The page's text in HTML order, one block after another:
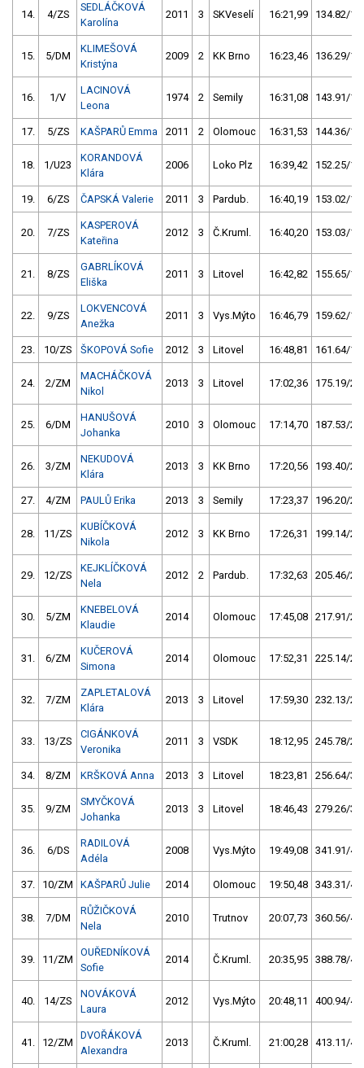
14. 4/ZS
SEDLÁČKOVÁ
Karolína
2011 3 SKVeselí 16:21,99 134.82/
15. 5/DM
KLIMEŠOVÁ
Kristýna
2009 2 KK Brno 16:23,46 136.29/
16. 1/V
LACINOVÁ
Leona
1974 2 Semily 16:31,08 143.91/
17. 5/ZS KAŠPARŮ Emma 2011 2 Olomouc 16:31,53 144.36/
18. 1/U23
KORANDOVÁ
Klára
2006 Loko Plz 16:39,42 152.25/
19. 6/ZS ČAPSKÁ Valerie 2011 3 Pardub. 16:40,19 153.02/
20. 7/ZS
KASPEROVÁ
Kateřina
2012 3 Č.Kruml. 16:40,20 153.03/
21. 8/ZS
GABRLÍKOVÁ
Eliška
2011 3 Litovel 16:42,82 155.65/
22. 9/ZS
LOKVENCOVÁ
Anežka
2011 3 Vys.Mýto 16:46,79 159.62/
23. 10/ZS ŠKOPOVÁ Sofie 2012 3 Litovel 16:48,81 161.64/
24. 2/ZM
MACHÁČKOVÁ
Nikol
2013 3 Litovel 17:02,36 175.19/
25. 6/DM
HANUŠOVÁ
Johanka
2010 3 Olomouc 17:14,70 187.53/
26. 3/ZM
NEKUDOVÁ
Klára
2013 3 KK Brno 17:20,56 193.40/
27. 4/ZM PAULŮ Erika 2013 3 Semily 17:23,37 196.20/
28. 11/ZS
KUBÍČKOVÁ
Nikola
2012 3 KK Brno 17:26,31 199.14/
29. 12/ZS
KEJKLÍČKOVÁ
Nela
2012 2 Pardub. 17:32,63 205.46/
30. 5/ZM
KNEBELOVÁ
Klaudie
2014 Olomouc 17:45,08 217.91/
31. 6/ZM
KUČEROVÁ
Simona
2014 Olomouc 17:52,31 225.14/
32. 7/ZM
ZAPLETALOVÁ
Klára
2013 3 Litovel 17:59,30 232.13/
33. 13/ZS
CIGÁNKOVÁ
Veronika
2011 3 VSDK 18:12,95 245.78/
34. 8/ZM KRŠKOVÁ Anna 2013 3 Litovel 18:23,81 256.64/
35. 9/ZM
SMYČKOVÁ
Johanka
2013 3 Litovel 18:46,43 279.26/
36. 6/DS
RADILOVÁ
Adéla
2008 Vys.Mýto 19:49,08 341.91/
37. 10/ZM KAŠPARŮ Julie 2014 Olomouc 19:50,48 343.31/
38. 7/DM
RŮŽIČKOVÁ
Nela
2010 Trutnov 20:07,73 360.56/
39. 11/ZM
OUŘEDNÍKOVÁ
Sofie
2014 Č.Kruml. 20:35,95 388.78/
40. 14/ZS
NOVÁKOVÁ
Laura
2012 Vys.Mýto 20:48,11 400.94/
41. 12/ZM
DVOŘÁKOVÁ
Alexandra
2013 Č.Kruml. 21:00,28 413.11/